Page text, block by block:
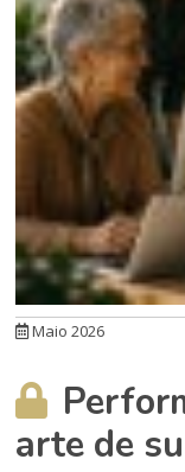
Maio 2026
arte de